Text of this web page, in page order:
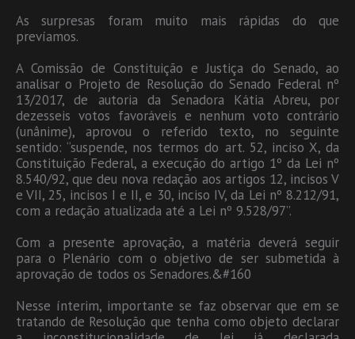
As surpresas foram muito mais rápidas do que
prevíamos.
A Comissão de Constituição e Justiça do Senado, ao
analisar o Projeto de Resolução do Senado Federal nº
13/2017, de autoria da Senadora Kátia Abreu, por
dezesseis votos favoráveis e nenhum voto contrário
(unânime), aprovou o referido texto, no seguinte
sentido: “suspende, nos termos do art. 52, inciso X, da
Constituição Federal, a execução do artigo 1º da Lei nº
8.540/92, que deu nova redação aos artigos 12, incisos V
e VII, 25, incisos I e II, e 30, inciso IV, da Lei nº 8.212/91,
com a redação atualizada até a Lei nº 9.528/97”.
Com a presente aprovação, a matéria deverá seguir
para o Plenário com o objetivo de ser submetida à
aprovação de todos os Senadores.&#160
Nesse ínterim, importante se faz observar que em se
tratando de Resolução que tenha como objeto declarar